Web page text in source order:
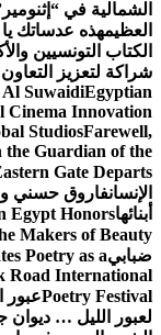
الشمالية في
العظيمهذه عدساتك
الكتاب التونسيين
شراكة لتعزيز
SuwaidiEgyptian
Cinema Innovation
StudiosFarewell,
Guardian of the
Gate Departs
الإنسانفاروق حسني
أبنائهاEgypt Honors
Makers of Beauty
ضبابيPoetry as a
Road International
Poetry Festivalعبور
لعبور الليل …